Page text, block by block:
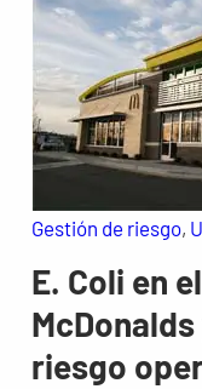
Gestión de riesgo,
E. Coli en
riesgo